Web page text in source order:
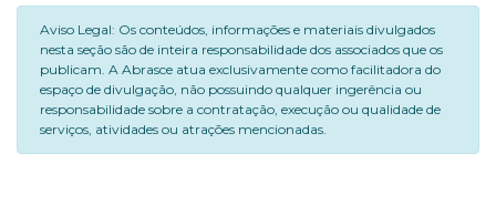
Aviso Legal: Os conteúdos, informações e materiais divulgados
nesta seção são de inteira responsabilidade dos associados que os
publicam. A Abrasce atua exclusivamente como facilitadora do
espaço de divulgação, não possuindo qualquer ingerência ou
responsabilidade sobre a contratação, execução ou qualidade de
serviços, atividades ou atrações mencionadas.